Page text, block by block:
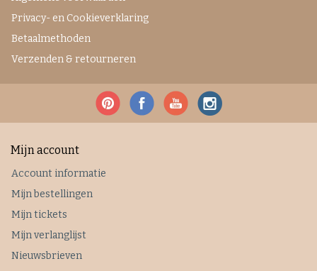
Privacy- en Cookieverklaring
Betaalmethoden
Verzenden & retourneren
Mijn account
Account informatie
Mijn bestellingen
Mijn tickets
Mijn verlanglijst
Nieuwsbrieven